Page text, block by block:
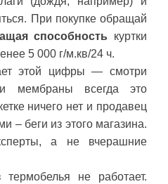
При покупке обращай
способность куртки
5 000 г/м.кв/24 ч.
этой цифры — смотри
мембраны всегда это
ничего нет и продавец
– беги из этого магазина.
а не вчерашние
не работает.